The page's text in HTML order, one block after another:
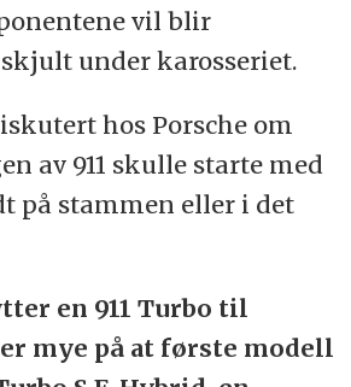
vil blir
under karosseriet.
hos Porsche om
av 911 skulle starte med
på stammen eller i det
en 911 Turbo til
mye på at første modell